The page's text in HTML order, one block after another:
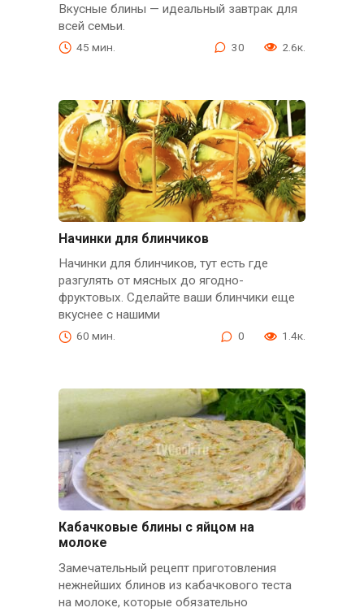
Вкусные блины — идеальный завтрак для
всей семьи.
45 мин. 30 2.6к.
Начинки для блинчиков
Начинки для блинчиков, тут есть где
разгулять от мясных до ягодно-
фруктовых. Сделайте ваши блинчики еще
вкуснее с нашими
60 мин. 0 1.4к.
Кабачковые блины с яйцом на
молоке
Замечательный рецепт приготовления
нежнейших блинов из кабачкового теста
на молоке, которые обязательно